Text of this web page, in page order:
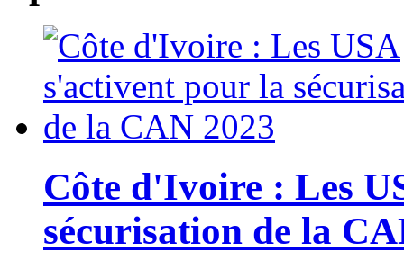
Côte d'Ivoire : Les
sécurisation de la